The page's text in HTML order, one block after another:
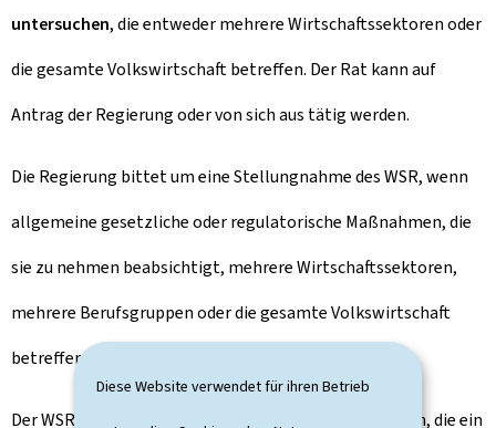
Diese Website verwendet für ihren Betrieb
untersuchen, die entweder mehrere Wirtschaftssektoren oder
die gesamte Volkswirtschaft betreffen. Der Rat kann auf
Antrag der Regierung oder von sich aus tätig werden.
Die Regierung bittet um eine Stellungnahme des WSR, wenn
allgemeine gesetzliche oder regulatorische Maßnahmen, die
sie zu nehmen beabsichtigt, mehrere Wirtschaftssektoren,
mehrere Berufsgruppen oder die gesamte Volkswirtschaft
betreffen.
Der WSR kann auch in spezifischen Fällen oder in Fällen, die ein